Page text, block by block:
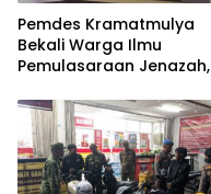
Pemdes Kramatmulya
Bekali Warga Ilmu
Pemulasaraan Jenazah,
dan Keagamaan